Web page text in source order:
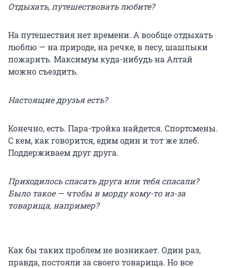
Отдыхать, путешествовать любите?
На путешествия нет времени. А вообще отдыхать
люблю — на природе, на речке, в лесу, шашлыки
пожарить. Максимум куда-нибудь на Алтай
можно съездить.
Настоящие друзья есть?
Конечно, есть. Пара-тройка найдется. Спортсмены.
С кем, как говорится, едим один и тот же хлеб.
Поддерживаем друг друга.
Приходилось спасать друга или тебя спасали?
Было такое — чтобы в морду кому-то из-за
товарища, например?
Как бы таких проблем не возникает. Один раз,
правда, постояли за своего товарища. Но все